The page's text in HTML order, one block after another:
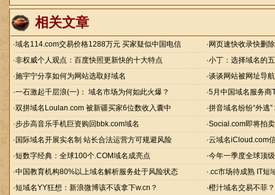
相关文章
·域名114.com交易价格1288万元 买家疑似中国电信 · 网页速快收录快删
·非权威个人观点：百度快照更新快的十大特点 ·小丁：选择域名的
·施宇宁分享如何为网站选取好域名 ·谈谈网站被网址导
·一石激起千层浪(一)： 域名市场为何如此火爆？ ·5月中国域名服务商
·双拼域名Loulan.com 被新疆买家6位数收入囊中 ·拼音域名纷纷“外逃
·步步高音乐手机巨资购回bbk.com域名 ·Social.com即将拍
· 国际域名开展实名制 站长合法运营方可规避风险 ·云域名iCloud.com
·短数字经典：全球100个.COM域名成亮点 ·今年一季度全球顶
·中国教育机构80%以上域名解析服务处于风险状态 ·.cc市场待成熟 IT短
·短域名YY狂想：新浪微博该不该拿下w.cn？ ·橙汁域名交易不菲